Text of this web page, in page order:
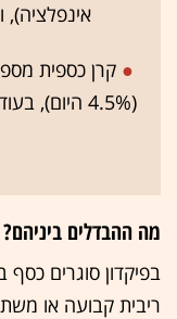
אינפלציה), ואילו
● קרן כספית
(4.5%
מה ההבדלים ביניהם?
בפיקדון סוגרים כסף
ריבית קבועה או